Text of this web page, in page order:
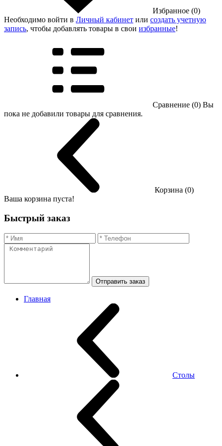
Избранное (0)
Необходимо войти в Личный кабинет или создать учетную
запись, чтобы добавлять товары в свои избранные!
Сравнение (0) Вы
пока не добавили товары для сравнения.
Корзина (0)
Ваша корзина пуста!
Быстрый заказ
Отправить заказ
Главная
Столы